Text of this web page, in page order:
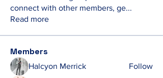
connect with other members, ge...
Read more
Members
Halcyon Merrick Follow